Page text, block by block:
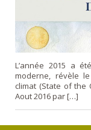
L’année 2015 a
moderne, révèle
climat (State of the
Aout 2016 par […]